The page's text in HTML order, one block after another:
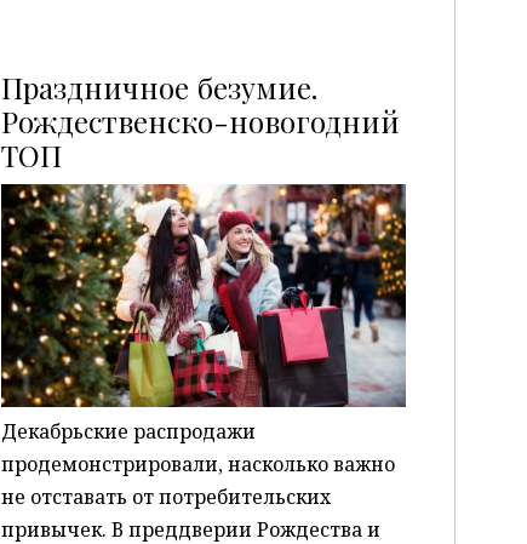
Праздничное безумие.
Рождественско-новогодний
ТОП
P
Декабрьские распродажи
продемонстрировали, насколько важно
не отставать от потребительских
привычек. В преддверии Рождества и